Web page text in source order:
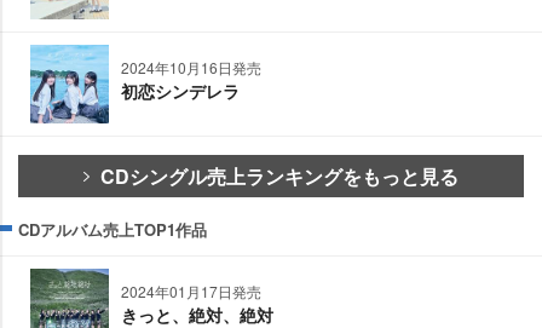
2024年10月16日発売
初恋シンデレラ
CDシングル売上ランキングをもっと見る
CDアルバム売上TOP1作品
2024年01月17日発売
きっと、絶対、絶対